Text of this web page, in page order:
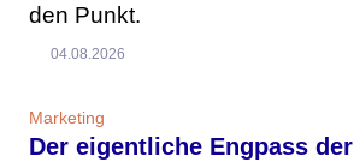
den Punkt.
04.08.2026
Marketing
Der eigentliche Engpass der